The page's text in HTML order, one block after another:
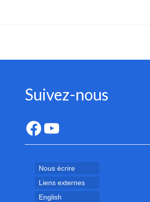
Suivez-nous
Facebook
YouTube
Nous écrire
Liens externes
English